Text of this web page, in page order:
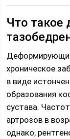
Что такое
хроническое
в виде
образования
сустава.
артрозов в
однако,